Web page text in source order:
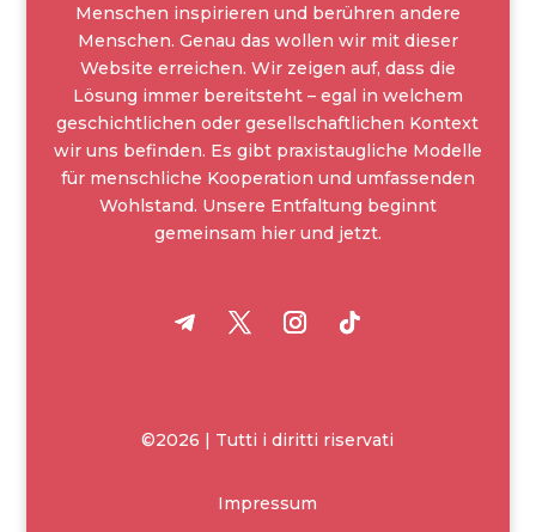
Menschen inspirieren und berühren andere
Menschen. Genau das wollen wir mit dieser
Website erreichen. Wir zeigen auf, dass die
Lösung immer bereitsteht – egal in welchem
geschichtlichen oder gesellschaftlichen Kontext
wir uns befinden. Es gibt praxistaugliche Modelle
für menschliche Kooperation und umfassenden
Wohlstand. Unsere Entfaltung beginnt
gemeinsam hier und jetzt.
©2026 | Tutti i diritti riservati
Impressum